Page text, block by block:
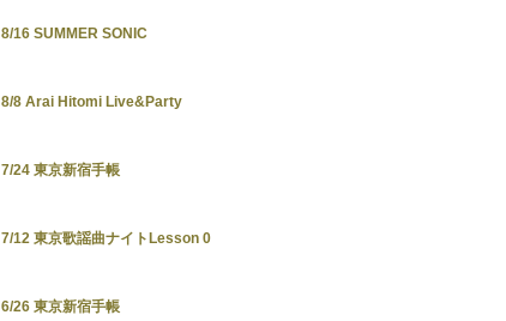
8/16 SUMMER SONIC
8/8 Arai Hitomi Live&Party
7/24 東京新宿手帳
7/12 東京歌謡曲ナイトLesson 0
6/26 東京新宿手帳